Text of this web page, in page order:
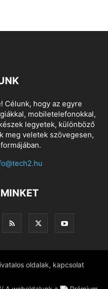
Célunk, hogy az egyre
mobiletelefonokkal,
legyetek, különböző
meg veletek szövegesen,
oldalak, kapcsolat